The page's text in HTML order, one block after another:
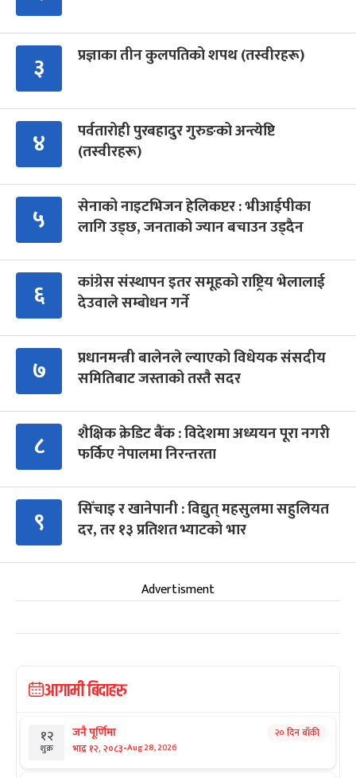
३ प्रज्ञाका तीन कुलपतिको शपथ (तस्वीरहरू)
४
पर्वतारोही पुरबहादुर गुरुङको अन्त्येष्टि
(तस्वीरहरू)
५
सेनाको नाइटभिजन हेलिकप्टर : भीआईपीका
लागि उड्छ, जनताको ज्यान बचाउन उड्दैन
६
कांग्रेस संस्थापन इतर समूहको राष्ट्रिय भेलालाई
देउवाले सम्बोधन गर्ने
७
प्रधानमन्त्री बालेनले ल्याएको विधेयक संसदीय
समितिबाट जस्ताको तस्तै सदर
८
शैक्षिक क्रेडिट बैंक : विदेशमा अध्ययन पूरा नगरी
फर्किए नेपालमा निरन्तरता
९
सिँचाइ र खानेपानी : विद्युत् महसुलमा सहुलियत
दर, तर १३ प्रतिशत भ्याटको भार
Advertisment
आगामी बिदाहरु
१२
शुक्र
जनै पूर्णिमा
भाद्र १२, २०८३-Aug 28, 2026
२० दिन बाँकी